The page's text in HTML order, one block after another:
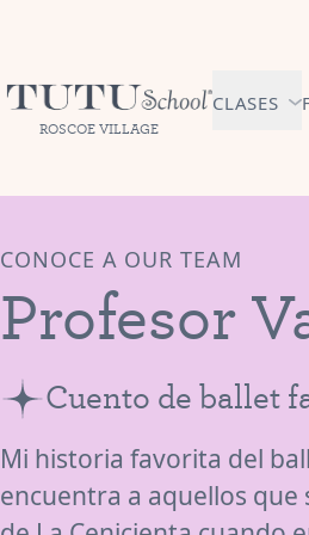
ROSCOE VILLAGE
CLASES
MESES -
AÑOS
AÑOS
CONOCE A OUR TEAM
Profesor
Cuento de ballet
Mi historia favorita del
encuentra a aquellos